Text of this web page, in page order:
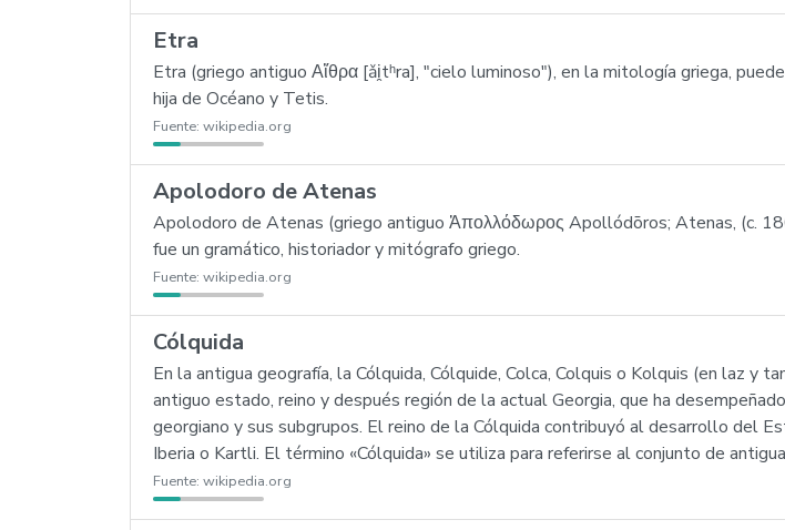
Etra
Etra (griego antiguo Αἴθρα [ǎi̯tʰra], "cielo luminoso"), en la mitología griega,
hija de Océano y Tetis.
Fuente: wikipedia.org
Apolodoro de Atenas
Apolodoro de Atenas (griego antiguo Ἀπολλόδωρος Apollódōros; Atenas, (c.
fue un gramático, historiador y mitógrafo griego.
Fuente: wikipedia.org
Cólquida
En la antigua geografía, la Cólquida, Cólquide, Colca, Colquis o Kolquis (en laz y
antiguo estado, reino y después región de la actual Georgia, que ha
georgiano y sus subgrupos. El reino de la Cólquida contribuyó al desarrollo del
Iberia o Kartli. El término «Cólquida» se utiliza para referirse al conjunto de
Fuente: wikipedia.org